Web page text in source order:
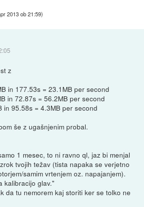
2013 ob 21:59)
z
in 177.53s = 23.1MB per second
in 72.87s = 56.2MB per second
in 95.58s = 4.3MB per second
še z ugašnjenim probal.
1 mesec, to ni ravno ql, jaz bi menjal
tvojih težav (tista napaka se verjetno
samim vrtenjem oz. napajanjem).
kalibracijo glav."
da tu nemorem kaj storiti ker se tolko ne